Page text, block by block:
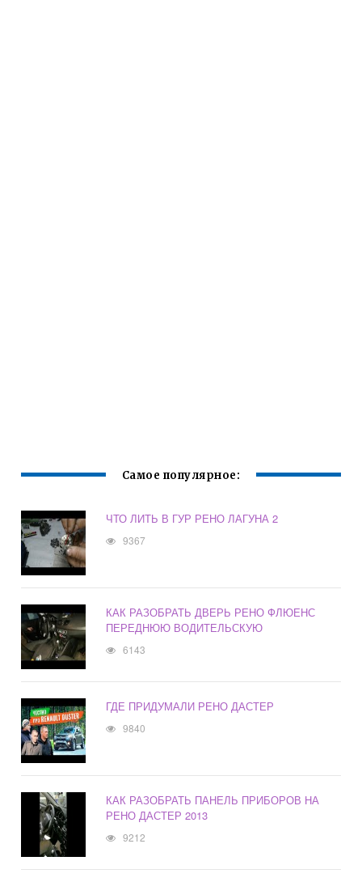
Самое популярное:
ЧТО ЛИТЬ В ГУР РЕНО ЛАГУНА 2
9367
КАК РАЗОБРАТЬ ДВЕРЬ РЕНО ФЛЮЕНС
ПЕРЕДНЮЮ ВОДИТЕЛЬСКУЮ
6143
ГДЕ ПРИДУМАЛИ РЕНО ДАСТЕР
9840
КАК РАЗОБРАТЬ ПАНЕЛЬ ПРИБОРОВ НА
РЕНО ДАСТЕР 2013
9212